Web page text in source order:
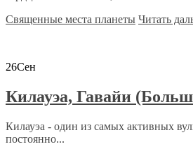
Священные места планеты Читать
26Сен
Килауэа, Гавайи
Килауэа - один из самых активных
постоянно...